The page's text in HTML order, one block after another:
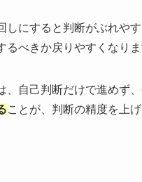
しにすると判断がぶれや
るべきか戻りやすくなりま
、自己判断だけで進めず
ことが、判断の精度を上げ